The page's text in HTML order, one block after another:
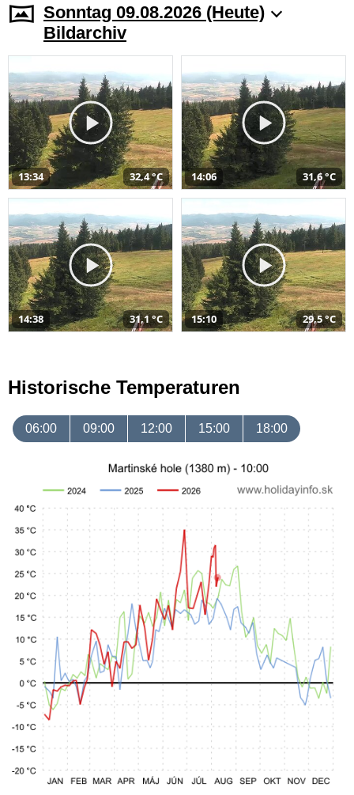
Sonntag 09.08.2026 (Heute)
Bildarchiv
13:34 32,4 °C 14:06 31,6 °C
14:38 31,1 °C 15:10 29,5 °C
Historische Temperaturen
06:00 09:00 12:00 15:00 18:00